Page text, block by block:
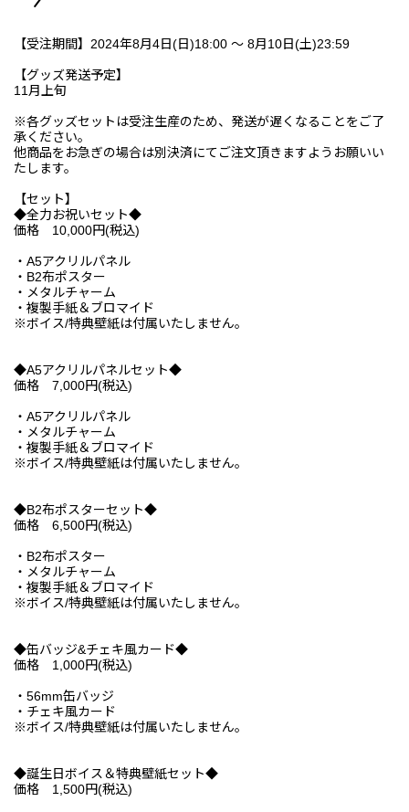
【受注期間】2024年8月4日(日)18:00 ～ 8月10日(土)23:59
【グッズ発送予定】
11月上旬
※各グッズセットは受注生産のため、発送が遅くなることをご了
承ください。
他商品をお急ぎの場合は別決済にてご注文頂きますようお願いい
たします。
【セット】
◆全力お祝いセット◆
価格 10,000円(税込)
・A5アクリルパネル
・B2布ポスター
・メタルチャーム
・複製手紙＆ブロマイド
※ボイス/特典壁紙は付属いたしません。
◆A5アクリルパネルセット◆
価格 7,000円(税込)
・A5アクリルパネル
・メタルチャーム
・複製手紙＆ブロマイド
※ボイス/特典壁紙は付属いたしません。
◆B2布ポスターセット◆
価格 6,500円(税込)
・B2布ポスター
・メタルチャーム
・複製手紙＆ブロマイド
※ボイス/特典壁紙は付属いたしません。
◆缶バッジ&チェキ風カード◆
価格 1,000円(税込)
・56mm缶バッジ
・チェキ風カード
※ボイス/特典壁紙は付属いたしません。
◆誕生日ボイス＆特典壁紙セット◆
価格 1,500円(税込)